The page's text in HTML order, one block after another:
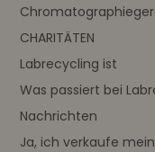
CHARITÄTEN
Labrecycling ist
Was passiert bei
Nachrichten
Ja, ich verkaufe